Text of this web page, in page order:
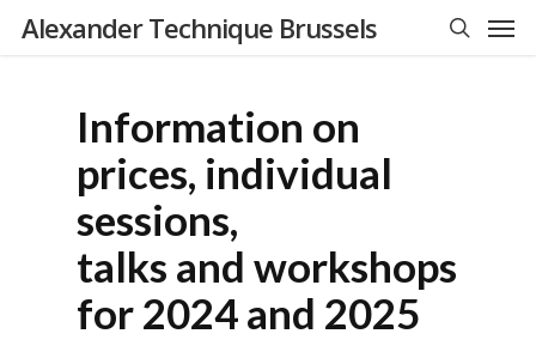
SkipAlexander Technique Brussels
Information on
prices, individual
sessions,
talks and workshops
for 2024 and 2025